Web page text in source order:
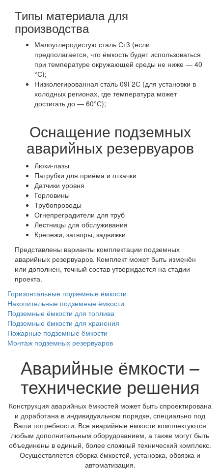
Типы материала для
производства
Малоуглеродистую сталь Ст3 (если
предполагается, что ёмкость будет использоваться
при температуре окружающей среды не ниже — 40
°С);
Низколегированная сталь 09Г2С (для установки в
холодных регионах, где температура может
достигать до — 60°С);
Оснащение подземных
аварийных резервуаров
Люки-лазы
Патрубки для приёма и откачки
Датчики уровня
Горловины
Трубопроводы
Огнепреградители для труб
Лестницы для обслуживания
Крепежи, затворы, задвижки
Представлены варианты комплектации подземных
аварийных резервуаров. Комплект может быть изменён
или дополнен, точный состав утверждается на стадии
проекта.
Горизонтальные подземные ёмкости
Накопительные подземные ёмкости
Подземные ёмкости для топлива
Подземные ёмкости для хранения
Пожарные подземные ёмкости
Монтаж подземных резервуаров
Аварийные ёмкости –
технические решения
Конструкция аварийных ёмкостей может быть спроектирована
и доработана в индивидуальном порядке, специально под
Ваши потребности. Все аварийные ёмкости комплектуются
любым дополнительным оборудованием, а также могут быть
объединены в единый, более сложный технический комплекс.
Осуществляется сборка ёмкостей, установка, обвязка и
автоматизация.